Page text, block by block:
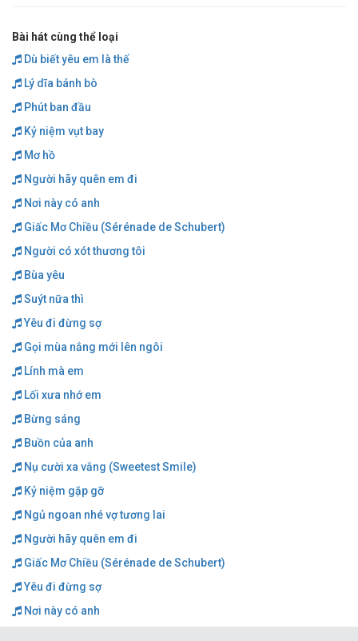
Bài hát cùng thể loại
Dù biết yêu em là thế
Lý dĩa bánh bò
Phút ban đầu
Kỷ niệm vụt bay
Mơ hồ
Người hãy quên em đi
Nơi này có anh
Giấc Mơ Chiều (Sérénade de Schubert)
Người có xót thương tôi
Bùa yêu
Suýt nữa thì
Yêu đi đừng sợ
Gọi mùa nắng mới lên ngôi
Lính mà em
Lối xưa nhớ em
Bừng sáng
Buồn của anh
Nụ cười xa vắng (Sweetest Smile)
Kỷ niệm gặp gỡ
Ngủ ngoan nhé vợ tương lai
Người hãy quên em đi
Giấc Mơ Chiều (Sérénade de Schubert)
Yêu đi đừng sợ
Nơi này có anh